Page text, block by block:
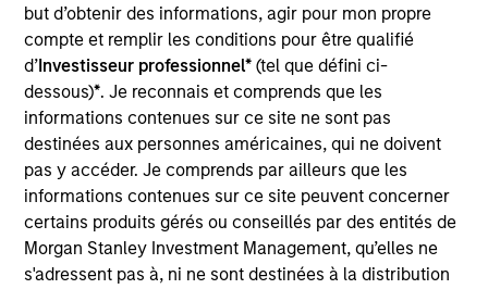
but d’obtenir des informations, agir pour mon propre
compte et remplir les conditions pour être qualifié
d’Investisseur professionnel*(tel que défini ci-
dessous)*. Je reconnais et comprends que les
informations contenues sur ce site ne sont pas
destinées aux personnes américaines, qui ne doivent
pas y accéder. Je comprends par ailleurs que les
informations contenues sur ce site peuvent concerner
certains produits gérés ou conseillés par des entités de
Morgan Stanley Investment Management, qu’elles ne
s'adressent pas à, ni ne sont destinées à la distribution
Présentation générale
Objectif d’Investissement
Croissance à long terme de votre investissement.
Approche d’investissement